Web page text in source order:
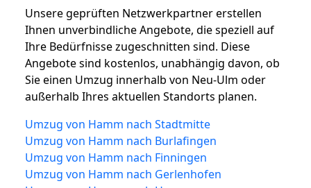
Unsere geprüften Netzwerkpartner erstellen
Ihnen unverbindliche Angebote, die speziell auf
Ihre Bedürfnisse zugeschnitten sind. Diese
Angebote sind kostenlos, unabhängig davon, ob
Sie einen Umzug innerhalb von Neu-Ulm oder
außerhalb Ihres aktuellen Standorts planen.
Umzug von Hamm nach Stadtmitte
Umzug von Hamm nach Burlafingen
Umzug von Hamm nach Finningen
Umzug von Hamm nach Gerlenhofen